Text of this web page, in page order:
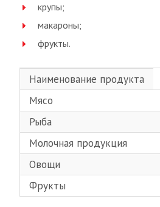
крупы;
макароны;
фрукты.
Наименование продукта
Мясо
Рыба
Молочная продукция
Овощи
Фрукты